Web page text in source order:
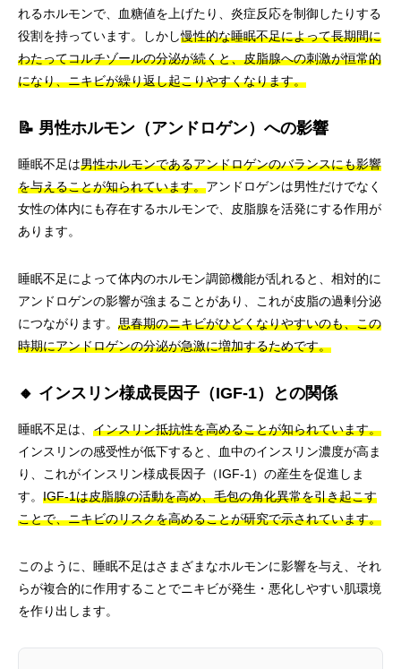
れるホルモンで、血糖値を上げたり、炎症反応を制御したりする
役割を持っています。しかし慢性的な睡眠不足によって長期間に
わたってコルチゾールの分泌が続くと、皮脂腺への刺激が恒常的
になり、ニキビが繰り返し起こりやすくなります。
📝 男性ホルモン（アンドロゲン）への影響
睡眠不足は男性ホルモンであるアンドロゲンのバランスにも影響
を与えることが知られています。アンドロゲンは男性だけでなく
女性の体内にも存在するホルモンで、皮脂腺を活発にする作用が
あります。
睡眠不足によって体内のホルモン調節機能が乱れると、相対的に
アンドロゲンの影響が強まることがあり、これが皮脂の過剰分泌
につながります。 思春期のニキビがひどくなりやすいのも、この
時期にアンドロゲンの分泌が急激に増加するためです。
🔸 インスリン様成長因子（IGF-1）との関係
睡眠不足は、 インスリン抵抗性を高めることが知られています。
インスリンの感受性が低下すると、血中のインスリン濃度が高ま
り、これがインスリン様成長因子（IGF-1）の産生を促進しま
す。 IGF-1は皮脂腺の活動を高め、毛包の角化異常を引き起こす
ことで、ニキビのリスクを高めることが研究で示されています。
このように、睡眠不足はさまざまなホルモンに影響を与え、それ
らが複合的に作用することでニキビが発生・悪化しやすい肌環境
を作り出します。